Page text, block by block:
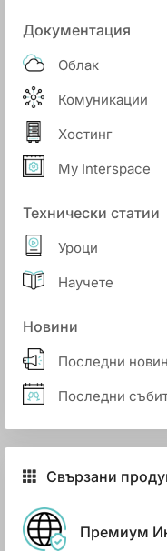
Документация
Облак
Комуникации
Хостинг
My Interspace
Технически статии
Уроци
Научете
Новини
Последни
Последни
Свързани
Премиум